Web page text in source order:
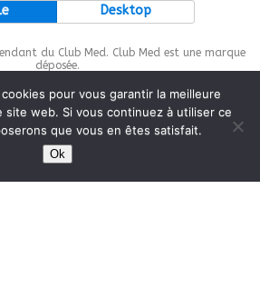
Desktop
du Club Med. Club Med est une marque
déposée.
is protected bywp-copyrightpro.com
pour vous garantir la meilleure
site web. Si vous continuez à utiliser ce
que vous en êtes satisfait.
Ok